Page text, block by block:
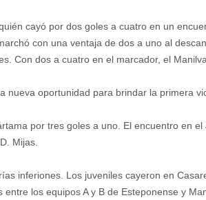
cayó por dos goles a cuatro en un
con una ventaja de dos a uno al
Con dos a cuatro en el marcador, el
oportunidad para brindar la primera
por tres goles a uno. El encuentro en
Mijas.
inferiones. Los juveniles cayeron en
los equipos A y B de Esteponense y